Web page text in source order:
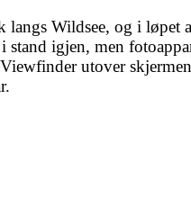
Wildsee, og i
igjen, men
utover